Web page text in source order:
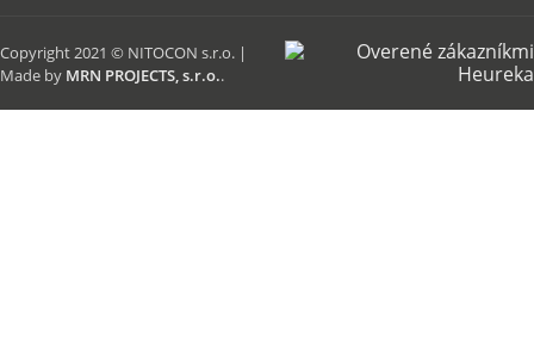
Copyright 2021 © NITOCON s.r.o. |
Made by MRN PROJECTS, s.r.o..